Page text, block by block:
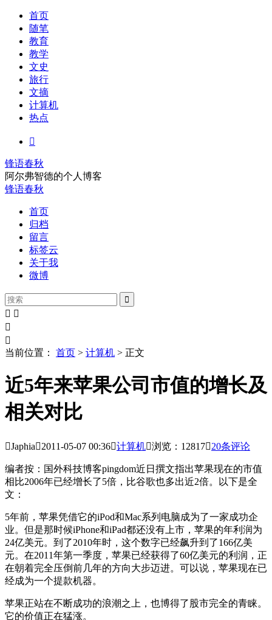
首页
随笔
教育
教学
文史
旅行
文摘
计算机
热点

锋语春秋
阿尔弗智德的个人博客
锋语春秋
首页
归档
留言
标签云
关于我
微博

 


当前位置： 首页 > 计算机 > 正文
近5年来苹果公司市值的增长及
相关对比
Japhia2011-05-07 00:36计算机浏览：1281720条评论
编者按：国外科技博客pingdom近日撰文指出苹果现在的市值
相比2006年已经增长了5倍，比谷歌也多出近2倍。以下是全
文：
5年前，苹果凭借它的iPod和Mac系列电脑成为了一家成功企
业。但是那时候iPhone和iPad都还没有上市，苹果的年利润为
24亿美元。到了2010年时，这个数字已经飙升到了166亿美
元。在2011年第一季度，苹果已经获得了60亿美元的利润，正
在朝着完全压倒前几年的方向大步迈进。可以说，苹果现在已
经成为一个提款机器。
苹果正站在不断成功的浪潮之上，也博得了股市完全的青睐。
它的价值正在猛涨。